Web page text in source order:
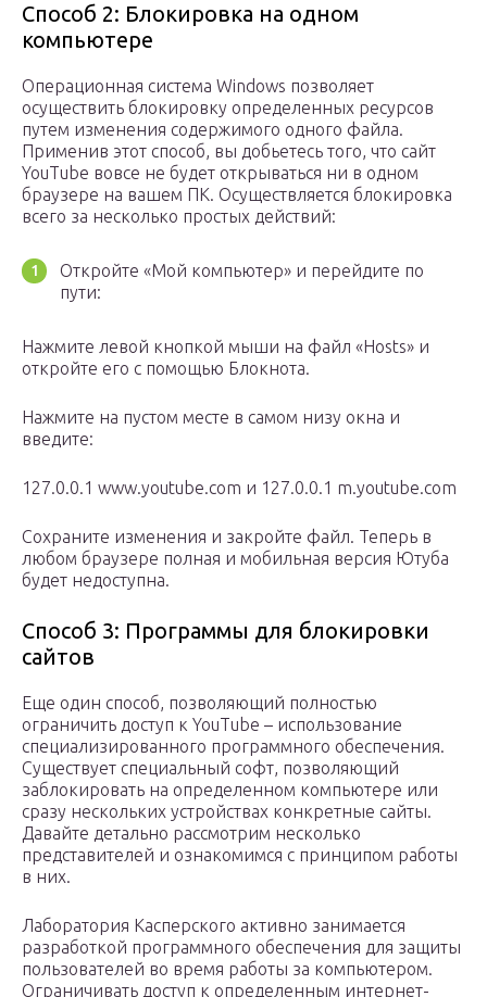
Способ 2: Блокировка на одном
компьютере
Операционная система Windows позволяет
осуществить блокировку определенных ресурсов
путем изменения содержимого одного файла.
Применив этот способ, вы добьетесь того, что сайт
YouTube вовсе не будет открываться ни в одном
браузере на вашем ПК. Осуществляется блокировка
всего за несколько простых действий:
Откройте «Мой компьютер» и перейдите по
пути:
Нажмите левой кнопкой мыши на файл «Hosts» и
откройте его с помощью Блокнота.
Нажмите на пустом месте в самом низу окна и
введите:
127.0.0.1 www.youtube.com и 127.0.0.1 m.youtube.com
Сохраните изменения и закройте файл. Теперь в
любом браузере полная и мобильная версия Ютуба
будет недоступна.
Способ 3: Программы для блокировки
сайтов
Еще один способ, позволяющий полностью
ограничить доступ к YouTube – использование
специализированного программного обеспечения.
Существует специальный софт, позволяющий
заблокировать на определенном компьютере или
сразу нескольких устройствах конкретные сайты.
Давайте детально рассмотрим несколько
представителей и ознакомимся с принципом работы
в них.
Лаборатория Касперского активно занимается
разработкой программного обеспечения для защиты
пользователей во время работы за компьютером.
Ограничивать доступ к определенным интернет-